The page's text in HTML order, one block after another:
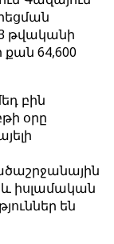
թվականի
64,600
բին
օրը
իսլամական
են